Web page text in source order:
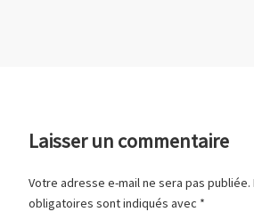
Laisser un commentaire
Votre adresse e-mail ne sera pas publiée.
obligatoires sont indiqués avec *